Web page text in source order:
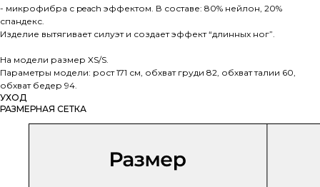
- микрофибра с peach эффектом. В составе: 80% нейлон, 20%
спандекс.
Изделие вытягивает силуэт и создает эффект “длинных ног”.
На модели размер XS/S.
Параметры модели: рост 171 см, обхват груди 82, обхват талии 60,
обхват бедер 94.
УХОД
РАЗМЕРНАЯ СЕТКА